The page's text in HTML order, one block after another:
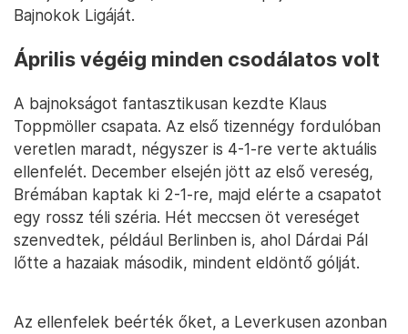
Bajnokok Ligáját.
Április végéig minden csodálatos volt
A bajnokságot fantasztikusan kezdte Klaus
Toppmöller csapata. Az első tizennégy fordulóban
veretlen maradt, négyszer is 4-1-re verte aktuális
ellenfelét. December elsején jött az első vereség,
Brémában kaptak ki 2-1-re, majd elérte a csapatot
egy rossz téli széria. Hét meccsen öt vereséget
szenvedtek, például Berlinben is, ahol Dárdai Pál
lőtte a hazaiak második, mindent eldöntő gólját.
Az ellenfelek beérték őket, a Leverkusen azonban